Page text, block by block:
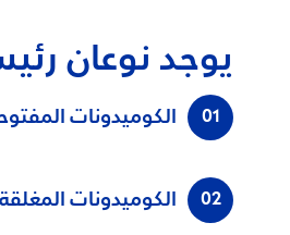
يوجد نوعان
الكوميدونات
الكوميدونات